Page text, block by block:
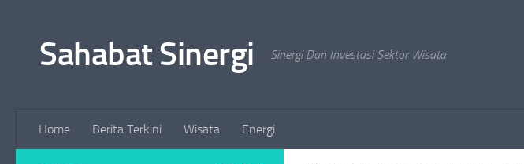
Sahabat Sinergi Sinergi Dan Investasi Sektor Wisata
Home Berita Terkini Wisata Energi